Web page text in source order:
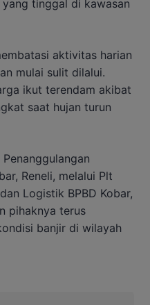
tinggal di kawasan
aktivitas harian
mulai sulit dilalui.
ikut terendam akibat
saat hujan turun
Reneli, melalui Plt
Logistik BPBD Kobar,
pihaknya terus
banjir di wilayah